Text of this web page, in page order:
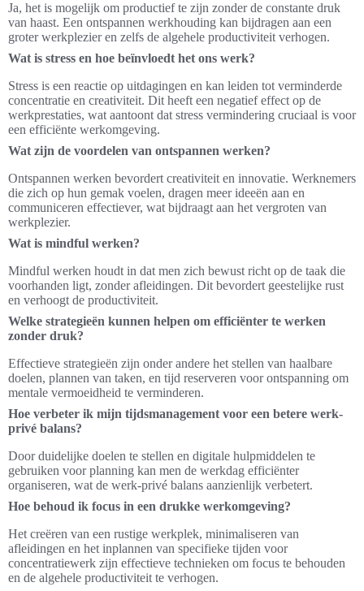
Ja, het is mogelijk om productief te zijn zonder de constante druk
van haast. Een ontspannen werkhouding kan bijdragen aan een
groter werkplezier en zelfs de algehele productiviteit verhogen.
Wat is stress en hoe beïnvloedt het ons werk?
Stress is een reactie op uitdagingen en kan leiden tot verminderde
concentratie en creativiteit. Dit heeft een negatief effect op de
werkprestaties, wat aantoont dat stress vermindering cruciaal is voor
een efficiënte werkomgeving.
Wat zijn de voordelen van ontspannen werken?
Ontspannen werken bevordert creativiteit en innovatie. Werknemers
die zich op hun gemak voelen, dragen meer ideeën aan en
communiceren effectiever, wat bijdraagt aan het vergroten van
werkplezier.
Wat is mindful werken?
Mindful werken houdt in dat men zich bewust richt op de taak die
voorhanden ligt, zonder afleidingen. Dit bevordert geestelijke rust
en verhoogt de productiviteit.
Welke strategieën kunnen helpen om efficiënter te werken
zonder druk?
Effectieve strategieën zijn onder andere het stellen van haalbare
doelen, plannen van taken, en tijd reserveren voor ontspanning om
mentale vermoeidheid te verminderen.
Hoe verbeter ik mijn tijdsmanagement voor een betere werk-
privé balans?
Door duidelijke doelen te stellen en digitale hulpmiddelen te
gebruiken voor planning kan men de werkdag efficiënter
organiseren, wat de werk-privé balans aanzienlijk verbetert.
Hoe behoud ik focus in een drukke werkomgeving?
Het creëren van een rustige werkplek, minimaliseren van
afleidingen en het inplannen van specifieke tijden voor
concentratiewerk zijn effectieve technieken om focus te behouden
en de algehele productiviteit te verhogen.